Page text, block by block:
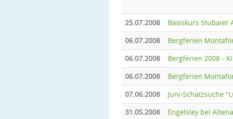
25.07.2008 Basiskurs Stubaier
06.07.2008
Bergferien
06.07.2008
Bergferien 2008 -
06.07.2008
Bergferien
07.06.2008
Juni-Schatzsuche
31.05.2008
Engelsley bei